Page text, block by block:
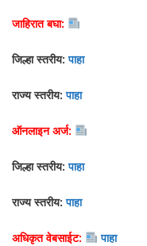
जाहिरात बघा:
जिल्हा स्तरीय:पाहा
राज्य स्तरीय:पाहा
ऑनलाइन अर्ज:
जिल्हा स्तरीय:पाहा
राज्य स्तरीय:पाहा
अधिकृत वेबसाईट: पाहा